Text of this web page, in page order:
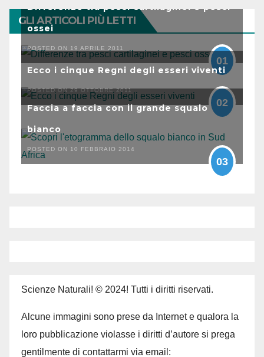
GLI ARTICOLI PIÙ LETTI
Differenze tra pesci cartilaginei e pesci
ossei
POSTED ON 19 APRILE 2011
01
Ecco i cinque Regni degli esseri viventi
POSTED ON 29 OTTOBRE 2011
02
Faccia a faccia con il grande squalo
bianco
POSTED ON 10 FEBBRAIO 2014
03
Scienze Naturali! © 2024! Tutti i diritti riservati.
Alcune immagini sono prese da Internet e qualora la
loro pubblicazione violasse i diritti d’autore si prega
gentilmente di contattarmi via email: